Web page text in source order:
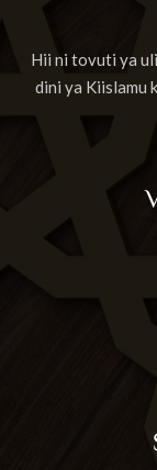
Hii ni tovuti ya
dini ya Kiislamu